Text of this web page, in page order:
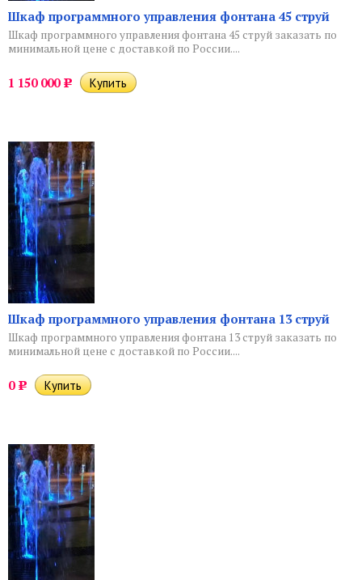
Шкаф программного управления фонтана 45 струй
Шкаф программного управления фонтана 45 струй заказать по
минимальной цене с доставкой по России....
1 150 000 Р
Шкаф программного управления фонтана 13 струй
Шкаф программного управления фонтана 13 струй заказать по
минимальной цене с доставкой по России....
0 Р